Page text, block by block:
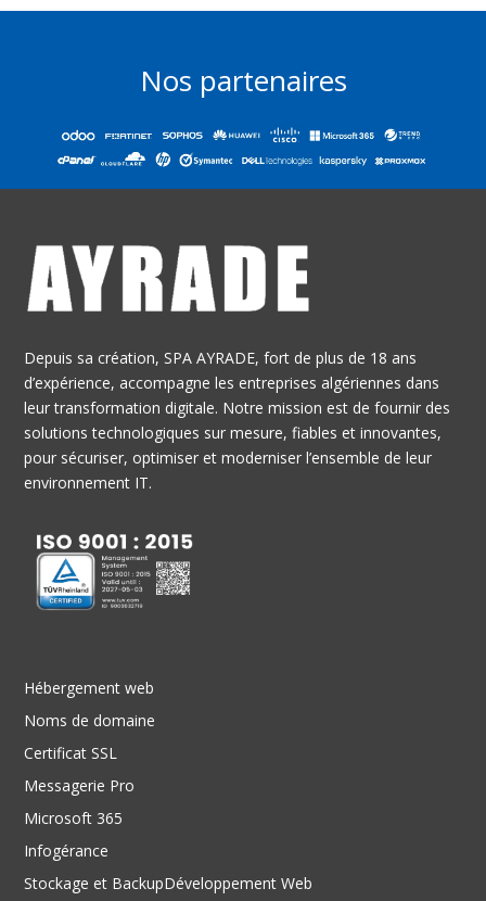
Nos partenaires
Depuis sa création, SPA AYRADE, fort de plus de 18 ans
d’expérience, accompagne les entreprises algériennes dans
leur transformation digitale. Notre mission est de fournir des
solutions technologiques sur mesure, fiables et innovantes,
pour sécuriser, optimiser et moderniser l’ensemble de leur
environnement IT.
Hébergement web
Noms de domaine
Certificat SSL
Messagerie Pro
Microsoft 365
Infogérance
Stockage et BackupDéveloppement Web